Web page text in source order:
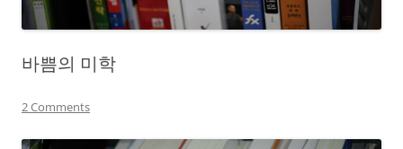
바쁨의 미학
2 Comments